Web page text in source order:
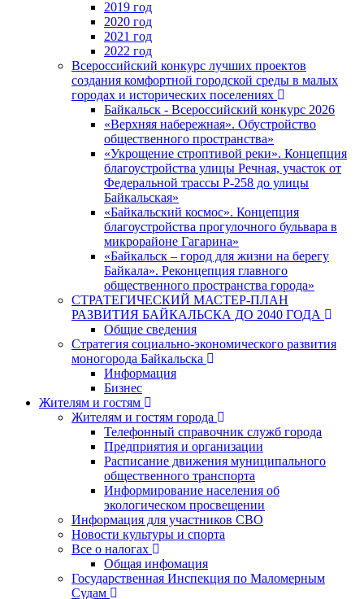
2019 год
2020 год
2021 год
2022 год
Всероссийский конкурс лучших проектов
создания комфортной городской среды в малых
городах и исторических поселениях
Байкальск - Всероссийский конкурс 2026
«Верхняя набережная». Обустройство
общественного пространства»
«Укрощение строптивой реки». Концепция
благоустройства улицы Речная, участок от
Федеральной трассы Р-258 до улицы
Байкальская»
«Байкальский космос». Концепция
благоустройства прогулочного бульвара в
микрорайоне Гагарина»
«Байкальск – город для жизни на берегу
Байкала». Реконцепция главного
общественного пространства города»
СТРАТЕГИЧЕСКИЙ МАСТЕР-ПЛАН
РАЗВИТИЯ БАЙКАЛЬСКА ДО 2040 ГОДА
Общие сведения
Стратегия социально-экономического развития
моногорода Байкальска
Информация
Бизнес
Жителям и гостям
Жителям и гостям города
Телефонный справочник служб города
Предприятия и организации
Расписание движения муниципального
общественного транспорта
Информирование населения об
экологическом просвещении
Информация для участников СВО
Новости культуры и спорта
Все о налогах
Общая инфомация
Государственная Инспекция по Маломерным
Судам